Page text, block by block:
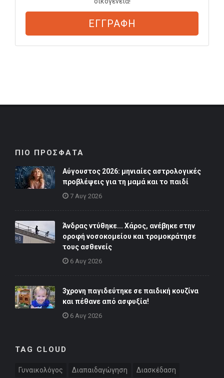
ΕΓΓΡΑΦΗ
ΠΙΟ ΠΡΟΣΦΑΤΑ
Αύγουστος 2026: μηνιαίες αστρολογικές
προβλέψεις για τη μαμά και το παιδί
7 Αυγ 2026
Άνδρας ντύθηκε... Χάρος, ανέβηκε στην
οροφή νοσοκομείου και τρομοκράτησε
τους ασθενείς
6 Αυγ 2026
3χρονη παγιδεύτηκε σε παιδική κουζίνα
και πέθανε από ασφυξία!
6 Αυγ 2026
TAG CLOUD
Γυναικολόγος Διαπαιδαγώγηση Διασκέδαση